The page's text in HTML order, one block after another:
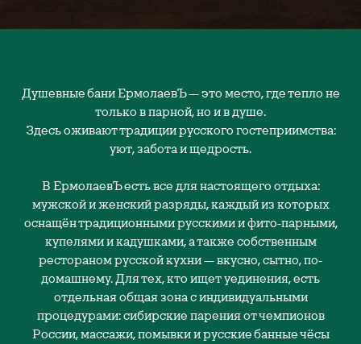
Душевные бани ЕрмолаевЪ — это место, где тепло не
только в парной, но и в душе.
Здесь оживают традиции русского гостеприимства:
уют, забота и щедрость.
В ЕрмолаевЪ есть все для настоящего отдыха:
мужской и женский разряды, каждый из которых
оснащён традиционными русскими и фито-парными,
купелями и кадушками, а также собственным
рестораном русской кухни — вкусно, сытно, по-
домашнему. Для тех, кто ищет уединения, есть
отдельная общая зона с индивидуальными
процедурами: сибирские парения от чемпионов
России, массажи, помывки и русские банные чёсы